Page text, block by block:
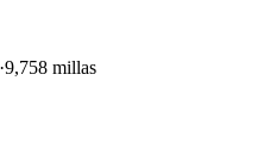
9,758 millas